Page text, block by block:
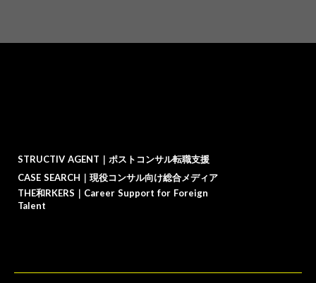
STRUCTIV AGENT｜ポストコンサル転職支援
CASE SEARCH｜現役コンサル向け総合メディア
THE和RKERS｜Career Support for Foreign
Talent